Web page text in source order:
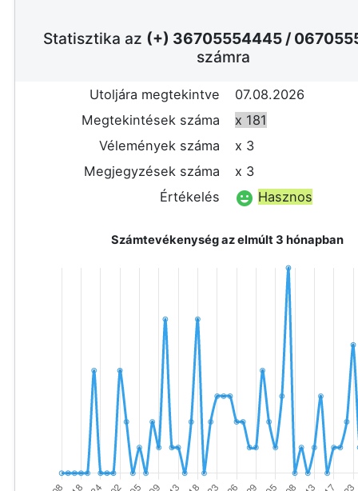
Statisztika az (+) 36705554445 /
számra
Utoljára megtekintve
07.08.2026
Megtekintések száma
x 181
Vélemények száma
x 3
Megjegyzések száma
x 3
Értékelés
Hasznos
Számtevékenység az elmúlt 3 hónapban